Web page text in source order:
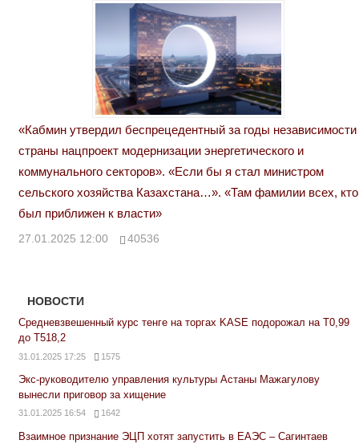
«Кабмин утвердил беспрецедентный за годы независимости
страны нацпроект модернизации энергетического и
коммунального секторов». «Если бы я стал министром
сельского хозяйства Казахстана…». «Там фамилии всех, кто
был приближен к власти»
27.01.2025 12:00 40536
НОВОСТИ
Средневзвешенный курс тенге на торгах KASE подорожал на Т0,99
до Т518,2
31.01.2025 17:25 1575
Экс-руководителю управления культуры Астаны Мажагулову
вынесли приговор за хищение
31.01.2025 16:54 1642
Взаимное признание ЭЦП хотят запустить в ЕАЭС – Сагинтаев